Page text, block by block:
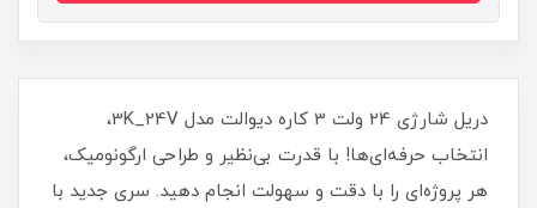
دریل شارژی 24 ولت 3 کاره دیوالت مدل 3K_24V،
انتخاب حرفه‌ای‌ها! با قدرت بی‌نظیر و طراحی ارگونومیک،
هر پروژه‌ای را با دقت و سهولت انجام دهید. سری جدید با